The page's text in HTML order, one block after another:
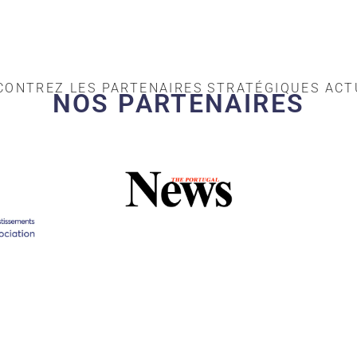
LES PARTENAIRES STRATÉGIQUES
NOS PARTENAIRES​